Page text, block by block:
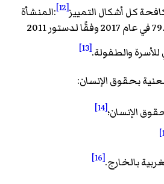
كل أشكال التمييز[12]
:المنشأة
والطفولة.[13]
بحقوق الإنسان:
الإنسان؛[14]
بالخارج.[16]